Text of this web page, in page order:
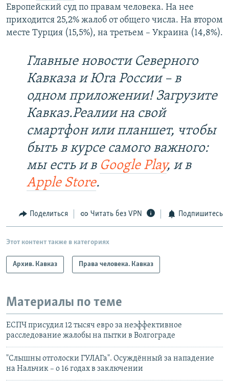
Европейский суд по правам человека. На нее
приходится 25,2% жалоб от общего числа. На втором
месте Турция (15,5%), на третьем – Украина (14,8%).
Главные новости Северного
Кавказа и Юга России – в
одном приложении! Загрузите
Кавказ.Реалии на свой
смартфон или планшет, чтобы
быть в курсе самого важного:
мы есть и в Google Play, и в
Apple Store.
Поделиться Читать без VPN Подпишитесь
Этот контент также в категориях
Архив. Кавказ Права человека. Кавказ
Материалы по теме
ЕСПЧ присудил 12 тысяч евро за неэффективное
расследование жалобы на пытки в Волгограде
"Слышны отголоски ГУЛАГа". Осуждённый за нападение
на Нальчик – о 16 годах в заключении